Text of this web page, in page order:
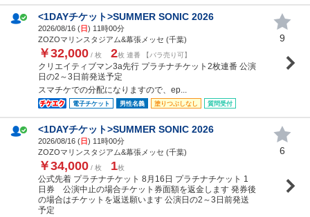
<1DAYチケット>SUMMER SONIC 2026
2026/08/16 (日) 11時00分
ZOZOマリンスタジアム&幕張メッセ (千葉)
￥32,000 / 枚 2枚 連番 【バラ売り可】
クリエイティブマン3a先行 プラチナチケット2枚連番 公演
日の2～3日前発送予定
スマチケでの分配になりますので、ep...
電子チケット 男性名義 塗りつぶしなし 質問受付
9
<1DAYチケット>SUMMER SONIC 2026
2026/08/16 (日) 11時00分
ZOZOマリンスタジアム&幕張メッセ (千葉)
￥34,000 / 枚 1枚
公式先着 プラチナチケット 8月16日 プラチナチケット 1
日券 公演中止の場合チケット券面額を返金します 発券後
の場合はチケットを返送願います 公演日の2～3日前発送
予定
6